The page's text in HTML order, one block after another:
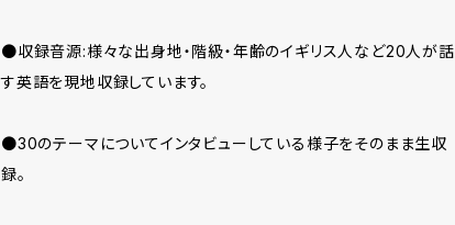
●収録音源:様々な出身地・階級・年齢のイギリス人など20人が話
す英語を現地収録しています。
●30のテーマについてインタビューしている様子をそのまま生収
録。